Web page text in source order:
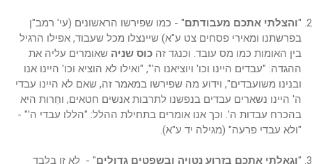
"והצלתי אתכם מעבודתם" - כמו שפירשו הראשונים (עי' רמב"ן
בפרשתנו ומאירי פסחים צט ע"א) שיינצלו מכל שעבוד, אפילו הרגיל
בין האומות כמו מס עובד. וכנגד זה כוס שניה שאומרים עליה את
ההגדה: "עבדים היינו וכו' ויוציאנו ה'", "ואילו לא הוציא וכו' היינו אנו
ובנינו משועבדים", וידוע מה שפירשו במאמר זה, שאם לא היינו עבדי
ה' היינו נשארים עבדים בנפשנו לתרבות אנשים חטאים, וחֵרות היא
בהכרח עבדות ה'. וכך אנו אומרים בתחילת ההלל: "הללו עבדי ה'" -
"ולא עבדי פרעה" (מגילה יד ע"א).
"וגאלתי אתכם בזרוע נטויה ובשפטים גדולים" - לא זו בלבד